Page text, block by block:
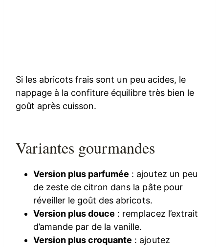
Si les abricots frais sont un peu acides, le
nappage à la confiture équilibre très bien le
goût après cuisson.
Variantes gourmandes
Version plus parfumée : ajoutez un peu
de zeste de citron dans la pâte pour
réveiller le goût des abricots.
Version plus douce : remplacez l’extrait
d’amande par de la vanille.
Version plus croquante : ajoutez